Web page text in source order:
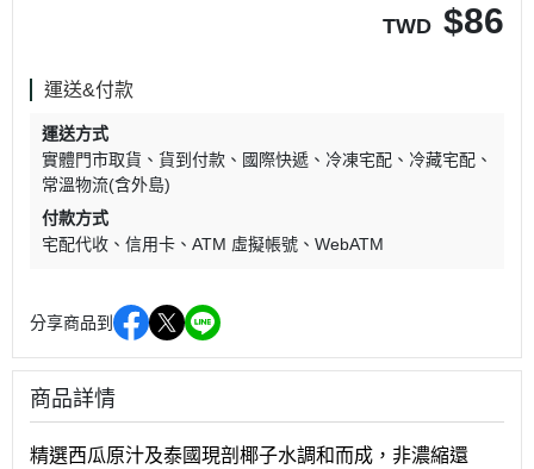
TWD $86
運送&付款
運送方式
實體門市取貨
貨到付款 國際快遞 冷凍宅配
冷藏宅配
常溫物流(含外島)
付款方式
宅配代收
信用卡 ATM 虛擬帳號 WebATM
分享商品到
商品詳情
精選西瓜原汁及泰國現剖椰子水調和而成，非濃縮還